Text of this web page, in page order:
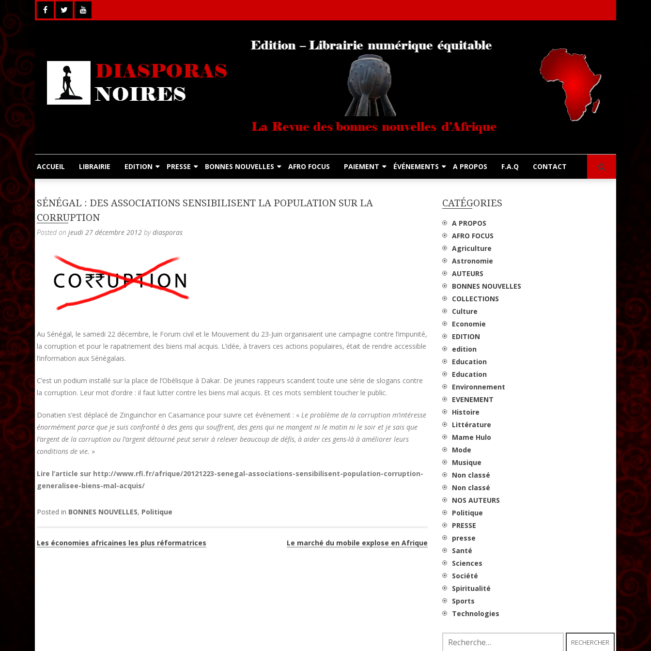
Skip
to
Diasporas Noires
ACCUEIL LIBRAIRIE EDITION PRESSE BONNES NOUVELLES AFRO FOCUS PAIEMENT ÉVÉNEMENTS A PROPOS F.A.Q CONTACT
SÉNÉGAL : DES ASSOCIATIONS SENSIBILISENT LA POPULATION SUR LA
CORRUPTION
Posted on jeudi 27 décembre 2012 bydiasporas
Au Sénégal, le samedi 22 décembre, le Forum civil et le Mouvement du 23-Juin organisaient une campagne contre l’impunité,
la corruption et pour le rapatriement des biens mal acquis. L’idée, à travers ces actions populaires, était de rendre accessible
l’information aux Sénégalais.
C’est un podium installé sur la place de l’Obélisque à Dakar. De jeunes rappeurs scandent toute une série de slogans contre
la corruption. Leur mot d’ordre : il faut lutter contre les biens mal acquis. Et ces mots semblent toucher le public.
Donatien s’est déplacé de Zinguinchor en Casamance pour suivre cet événement : « Le problème de la corruption m’intéresse
énormément parce que je suis confronté à des gens qui souffrent, des gens qui ne mangent ni le matin ni le soir et je sais que
l’argent de la corruption ou l’argent détourné peut servir à relever beaucoup de défis, à aider ces gens-là à améliorer leurs
conditions de vie. »
Lire l’article sur http://www.rfi.fr/afrique/20121223-senegal-associations-sensibilisent-population-corruption-
generalisee-biens-mal-acquis/
Posted in BONNES NOUVELLES, Politique
Navigation
Les économies africaines les plus réformatrices Le marché du mobile explose en Afrique
CATÉGORIES
A PROPOS
AFRO FOCUS
Agriculture
Astronomie
AUTEURS
BONNES NOUVELLES
COLLECTIONS
Culture
Economie
EDITION
edition
Education
Education
Environnement
EVENEMENT
Histoire
Littérature
Mame Hulo
Mode
Musique
Non classé
Non classé
NOS AUTEURS
Politique
PRESSE
presse
Santé
Sciences
Société
Spiritualité
Sports
Technologies
Rechercher :